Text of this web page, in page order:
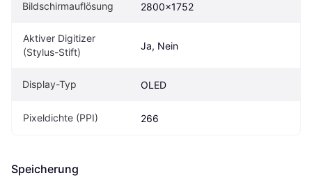
Bildschirmauflösung 2800x1752
Aktiver Digitizer
(Stylus-Stift)
Ja, Nein
Display-Typ OLED
Pixeldichte (PPI) 266
Speicherung